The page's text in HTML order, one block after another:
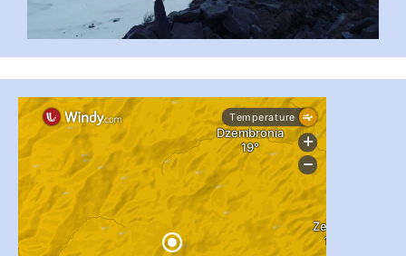
...
pimrec_project